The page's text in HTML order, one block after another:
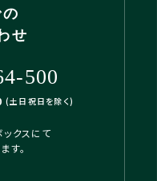
せ
500
(土日祝日を除く)
クスにて
す。